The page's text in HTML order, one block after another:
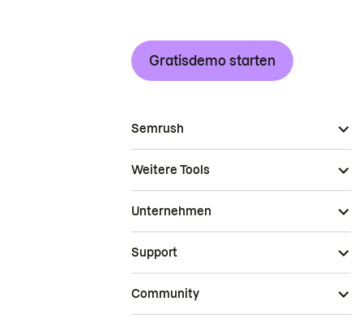
Gratisdemo starten
Semrush
Weitere Tools
Unternehmen
Support
Community